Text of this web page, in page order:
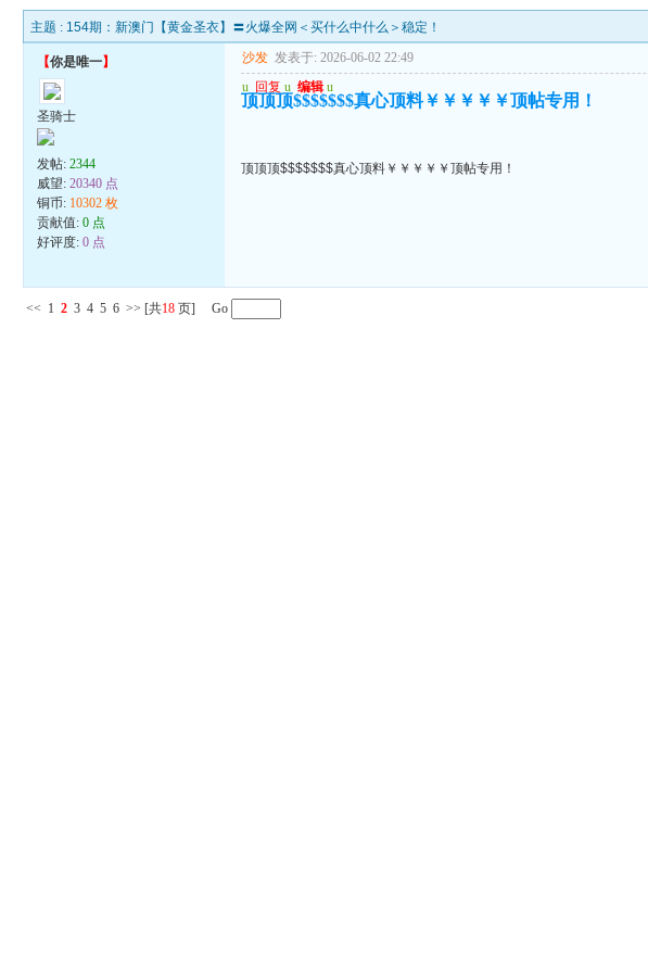
主题 : 154期：新澳门【黄金圣衣】〓火爆全网＜买什么中什么＞稳定！
【你是唯一】
圣骑士
发帖:2344
威望:20340 点
铜币: 10302 枚
贡献值:0 点
好评度:0 点
沙发 发表于: 2026-06-02 22:49
u 回复 u 编辑 u
顶顶顶$$$$$$$真心顶料￥￥￥￥￥顶帖专用！
顶顶顶$$$$$$$真心顶料￥￥￥￥￥顶帖专用！
<< 1 2 3 4 5 6 >> [共18 页] Go